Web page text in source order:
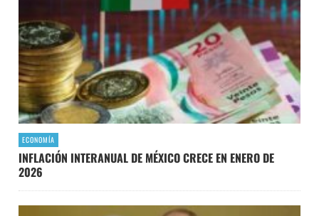
ECONOMÍA
INFLACIÓN INTERANUAL DE MÉXICO CRECE EN ENERO DE
2026